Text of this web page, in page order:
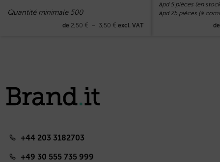
Quantité minimale 500
de 2,50 € – 3,50 € excl. VAT
àpd 5 pièces (en
àpd 25 pièces (à
+44 203 3182703
+49 30 555 735 999